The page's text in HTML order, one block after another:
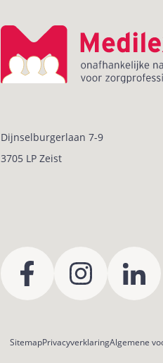
Dijnselburgerlaan 7-9
3705 LP Zeist
SitemapPrivacyverklaringAlgemene